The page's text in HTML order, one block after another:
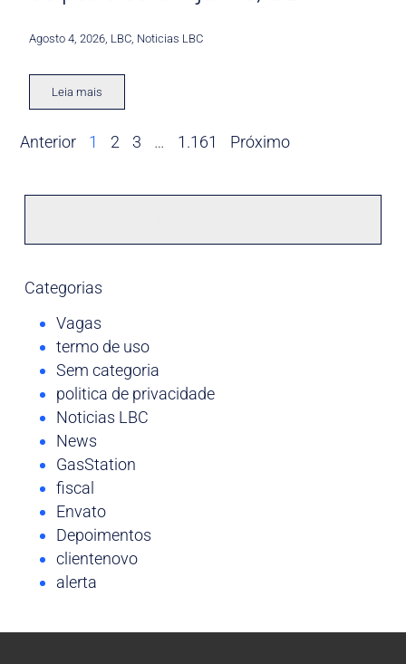
Agosto 4, 2026 LBC Noticias LBC
Leia mais
Anterior 1 2 3 … 1.161 Próximo
Categorias
Vagas
termo de uso
Sem categoria
politica de privacidade
Noticias LBC
News
GasStation
fiscal
Envato
Depoimentos
clientenovo
alerta